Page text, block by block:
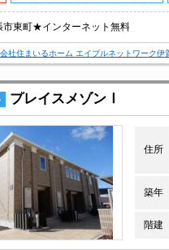
市東町★インターネット無料
社住まいるホーム エイブルネットワーク伊
プレイスメゾンⅠ
住所
築年
階建